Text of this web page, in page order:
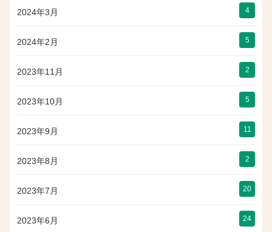
2024年3月 4
2024年2月 5
2023年11月 2
2023年10月 5
2023年9月 11
2023年8月 2
2023年7月 20
2023年6月 24